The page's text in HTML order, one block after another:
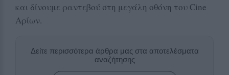
και δίνουμε ραντεβού στη μεγάλη οθόνη του Cine
Αρίων.
Δείτε περισσότερα άρθρα μας στα αποτελέσματα
αναζήτησης